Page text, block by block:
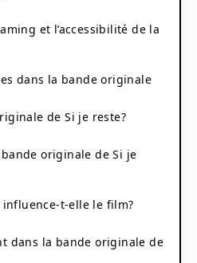
et l’accessibilité de la
dans la bande originale
de Si je reste?
originale de Si je
t-elle le film?
dans la bande originale de